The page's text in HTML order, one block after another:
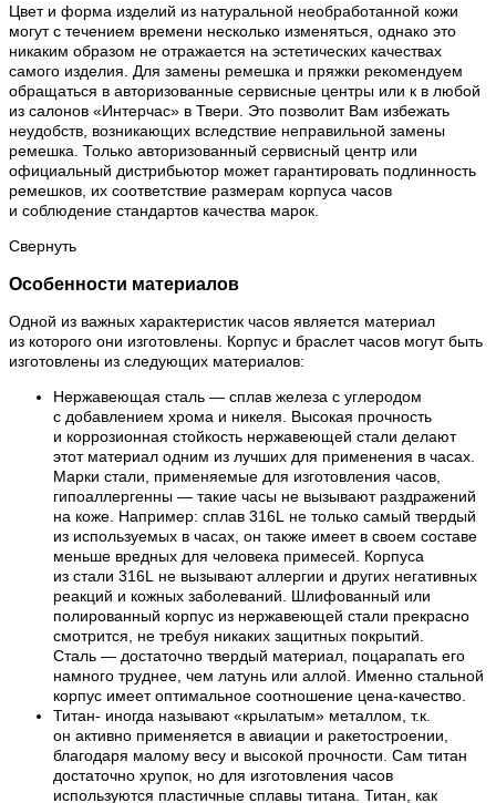
Цвет и форма изделий из натуральной необработанной кожи
могут с течением времени несколько изменяться, однако это
никаким образом не отражается на эстетических качествах
самого изделия. Для замены ремешка и пряжки рекомендуем
обращаться в авторизованные сервисные центры или к в любой
из салонов «Интерчас» в Твери. Это позволит Вам избежать
неудобств, возникающих вследствие неправильной замены
ремешка. Только авторизованный сервисный центр или
официальный дистрибьютор может гарантировать подлинность
ремешков, их соответствие размерам корпуса часов
и соблюдение стандартов качества марок.
Свернуть
Особенности материалов
Одной из важных характеристик часов является материал
из которого они изготовлены. Корпус и браслет часов могут быть
изготовлены из следующих материалов:
Нержавеющая сталь — сплав железа с углеродом
с добавлением хрома и никеля. Высокая прочность
и коррозионная стойкость нержавеющей стали делают
этот материал одним из лучших для применения в часах.
Марки стали, применяемые для изготовления часов,
гипоаллергенны — такие часы не вызывают раздражений
на коже. Например: сплав 316L не только самый твердый
из используемых в часах, он также имеет в своем составе
меньше вредных для человека примесей. Корпуса
из стали 316L не вызывают аллергии и других негативных
реакций и кожных заболеваний. Шлифованный или
полированный корпус из нержавеющей стали прекрасно
смотрится, не требуя никаких защитных покрытий.
Сталь — достаточно твердый материал, поцарапать его
намного труднее, чем латунь или аллой. Именно стальной
корпус имеет оптимальное соотношение цена-качество.
Титан- иногда называют «крылатым» металлом, т.к.
он активно применяется в авиации и ракетостроении,
благодаря малому весу и высокой прочности. Сам титан
достаточно хрупок, но для изготовления часов
используются пластичные сплавы титана. Титан, как